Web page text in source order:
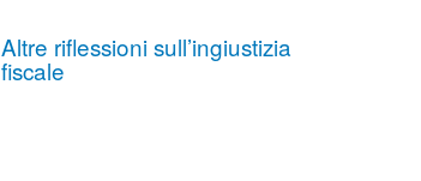
Altre riflessioni sull’ingiustizia
fiscale